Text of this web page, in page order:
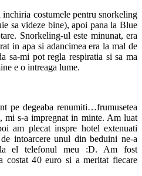
costumele pentru snorkeling
sa videze bine), apoi pana la Blue
Snorkeling-ul este minunat, era
in apa si adancimea era la mal de
sa-mi pot regla respiratia si sa ma
e o intreaga lume.
pe degeaba renumiti…frumusetea
mi s-a impregnat in minte. Am luat
am plecat inspre hotel extenuati
intoarcere unul din beduini ne-a
la el telefonul meu :D. Am fost
costat 40 euro si a meritat fiecare